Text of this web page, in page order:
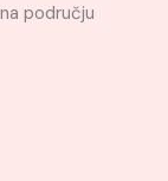
području